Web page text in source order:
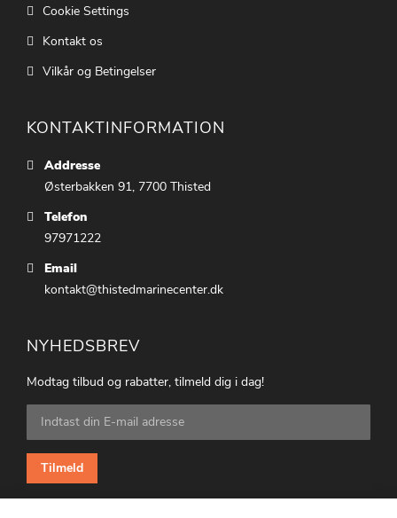
Cookie Settings
Kontakt os
Vilkår og Betingelser
KONTAKTINFORMATION
Addresse
Østerbakken 91, 7700 Thisted
Telefon
97971222
Email
kontakt@thistedmarinecenter.dk
NYHEDSBREV
Modtag tilbud og rabatter, tilmeld dig i dag!
Tilmeld
dig
vores
nyhedsbrev:
Tilmeld